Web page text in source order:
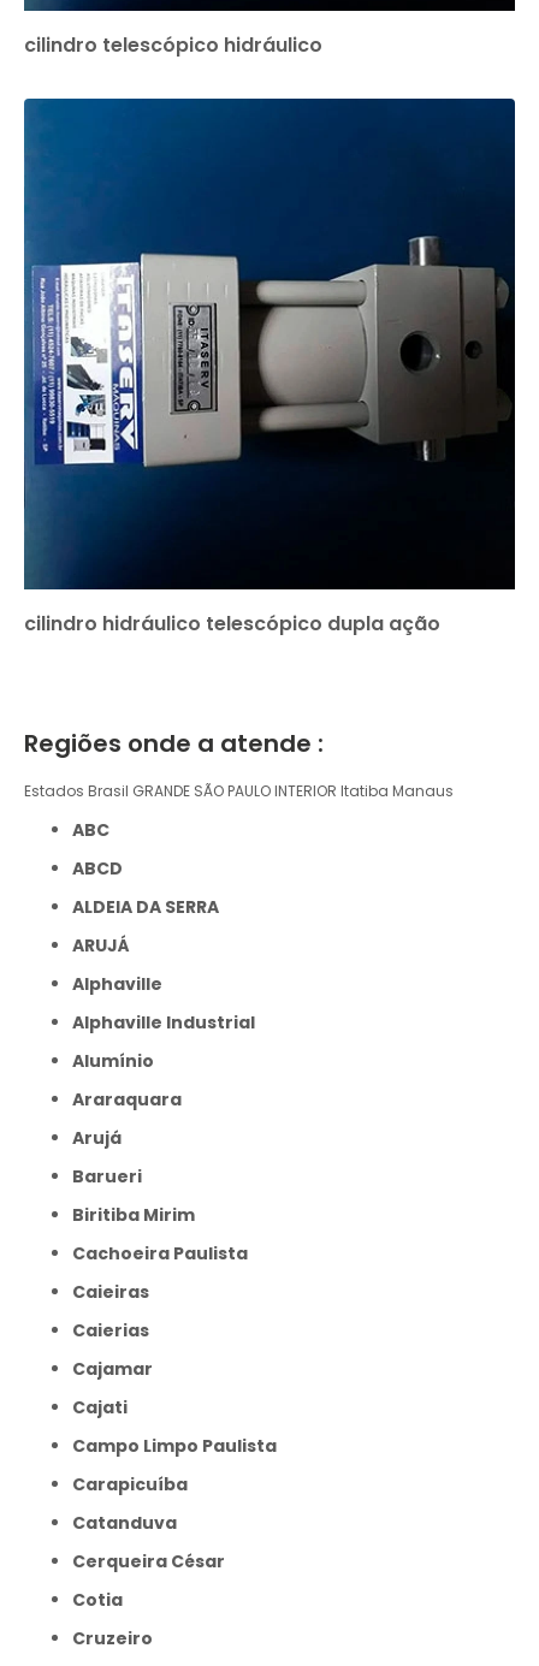
cilindro telescópico hidráulico
cilindro hidráulico telescópico dupla ação
Regiões onde a atende :
Estados Brasil GRANDE SÃO PAULO INTERIOR Itatiba Manaus
ABC
ABCD
ALDEIA DA SERRA
ARUJÁ
Alphaville
Alphaville Industrial
Alumínio
Araraquara
Arujá
Barueri
Biritiba Mirim
Cachoeira Paulista
Caieiras
Caierias
Cajamar
Cajati
Campo Limpo Paulista
Carapicuíba
Catanduva
Cerqueira César
Cotia
Cruzeiro